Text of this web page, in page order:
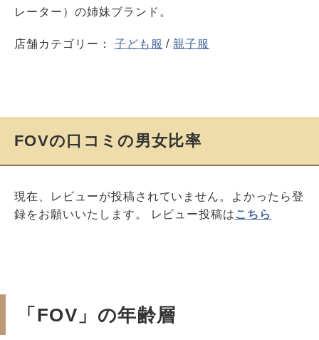
レーター）の姉妹ブランド。
店舗カテゴリー： 子ども服 / 親子服
FOVの口コミの男女比率
現在、レビューが投稿されていません。よかったら登
録をお願いいたします。 レビュー投稿は こちら
「FOV」の年齢層